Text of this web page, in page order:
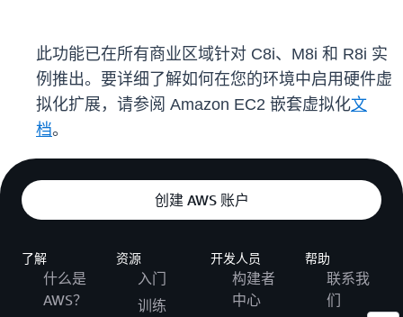
此功能已在所有商业区域针对 C8i、M8i 和 R8i 实
例推出。要详细了解如何在您的环境中启用硬件虚
拟化扩展，请参阅 Amazon EC2 嵌套虚拟化文
档。
创建 AWS 账户
了解
什么是
AWS？
资源
入门
训练
开发人员
构建者
中心
帮助
联系我
们